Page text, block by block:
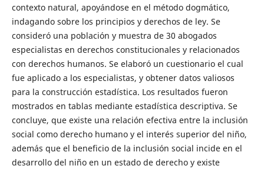
contexto natural, apoyándose en el método dogmático,
indagando sobre los principios y derechos de ley. Se
consideró una población y muestra de 30 abogados
especialistas en derechos constitucionales y relacionados
con derechos humanos. Se elaboró un cuestionario el cual
fue aplicado a los especialistas, y obtener datos valiosos
para la construcción estadística. Los resultados fueron
mostrados en tablas mediante estadística descriptiva. Se
concluye, que existe una relación efectiva entre la inclusión
social como derecho humano y el interés superior del niño,
además que el beneficio de la inclusión social incide en el
desarrollo del niño en un estado de derecho y existe